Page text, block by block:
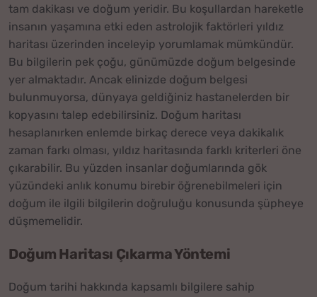
tam dakikası ve doğum yeridir. Bu koşullardan hareketle
insanın yaşamına etki eden astrolojik faktörleri yıldız
haritası üzerinden inceleyip yorumlamak mümkündür.
Bu bilgilerin pek çoğu, günümüzde doğum belgesinde
yer almaktadır. Ancak elinizde doğum belgesi
bulunmuyorsa, dünyaya geldiğiniz hastanelerden bir
kopyasını talep edebilirsiniz. Doğum haritası
hesaplanırken enlemde birkaç derece veya dakikalık
zaman farkı olması, yıldız haritasında farklı kriterleri öne
çıkarabilir. Bu yüzden insanlar doğumlarında gök
yüzündeki anlık konumu birebir öğrenebilmeleri için
doğum ile ilgili bilgilerin doğruluğu konusunda şüpheye
düşmemelidir.
Doğum Haritası Çıkarma Yöntemi
Doğum tarihi hakkında kapsamlı bilgilere sahip